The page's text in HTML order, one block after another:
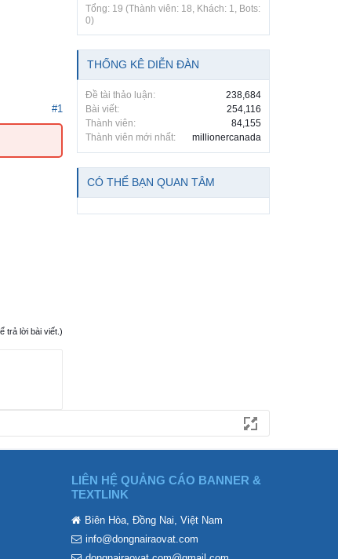
#1
trả lời bài viết.)
Tổng: 19 (Thành viên: 18, Khách: 1, Bots:
0)
THỐNG KÊ DIỄN ĐÀN
Đề tài thảo luận:
238,684
Bài viết:
254,116
Thành viên:
84,155
Thành viên mới nhất:
millionercanada
CÓ THỂ BẠN QUAN TÂM
LIÊN HỆ QUẢNG CÁO BANNER &
TEXTLINK
Biên Hòa, Đồng Nai, Việt Nam
info@dongnairaovat.com